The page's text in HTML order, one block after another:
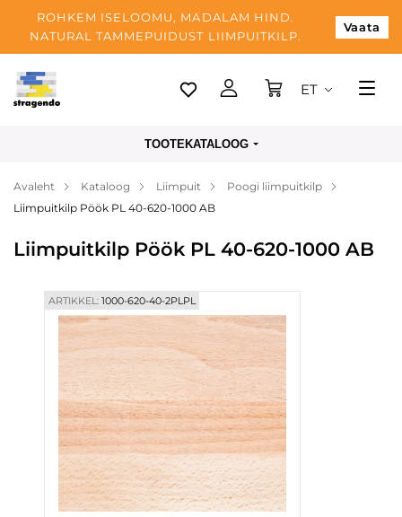
ROHKEM ISELOOMU, MADALAM HIND.
NATURAL TAMMEPUIDUST LIIMPUITKILP.
Vaata
Tallinn
Makse
Blogi
Kontaktid
ET
TOOTEKATALOOG
Avaleht Kataloog Liimpuit
Poogi liimpuitkilp
Liimpuitkilp Pöök PL 40-620-1000 AB
Liimpuitkilp Pöök PL 40-620-1000 AB
ARTIKKEL:1000-620-40-2PLPL